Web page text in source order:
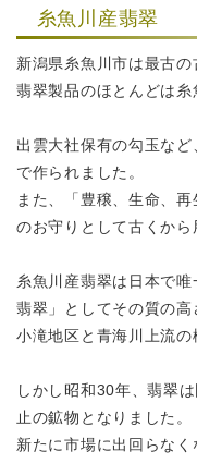
糸魚川産翡翠
新潟県糸魚川市は最古
翡翠製品のほとんどは糸
出雲大社保有の勾玉な
で作られました。
また、「豊穣、生命、
のお守りとして古くから
糸魚川産翡翠は日本で
翡翠」としてその質の
小滝地区と青海川上流の
しかし昭和30年、翡翠
止の鉱物となりました。
新たに市場に出回らな